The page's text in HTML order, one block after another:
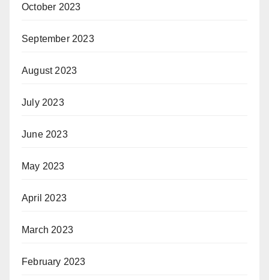
October 2023
September 2023
August 2023
July 2023
June 2023
May 2023
April 2023
March 2023
February 2023